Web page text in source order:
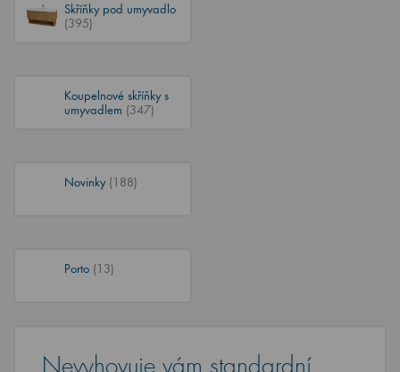
Skříňky pod umyvadlo
(395)
Koupelnové skříňky s
umyvadlem (347)
Novinky (188)
Porto (13)